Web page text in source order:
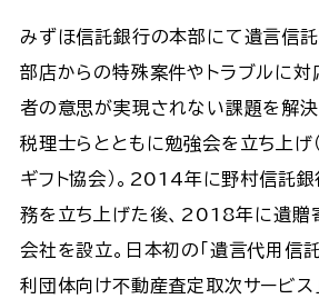
みずほ信託銀行の本部にて遺言信託
部店からの特殊案件やトラブルに対
者の意思が実現されない課題を解決
税理士らとともに勉強会を立ち上げ
ギフト協会）。2014年に野村信託
務を立ち上げた後、2018年に遺贈
会社を設立。日本初の「遺言代用信
利団体向け不動産査定取次サービス